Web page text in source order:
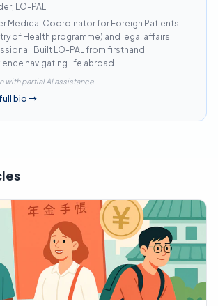
LO-PAL
Medical Coordinator for Foreign Patients
of Health programme) and legal affairs
Built LO-PAL from firsthand
navigating life abroad.
with partial AI assistance
bio →